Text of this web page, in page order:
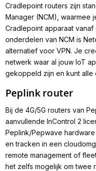
Cradlepoint routers zijn
Manager (NCM), waarmee
Cradlepoint apparaat
onderdelen van NCM is
alternatief voor VPN. Je
netwerk waar al jouw IoT
gekoppeld zijn en kunt
Peplink router
Bij de 4G/5G routers van
aanvullende InControl 2
Peplink/Pepwave
en tracken in een
remote management of
het zelfs mogelijk om twee